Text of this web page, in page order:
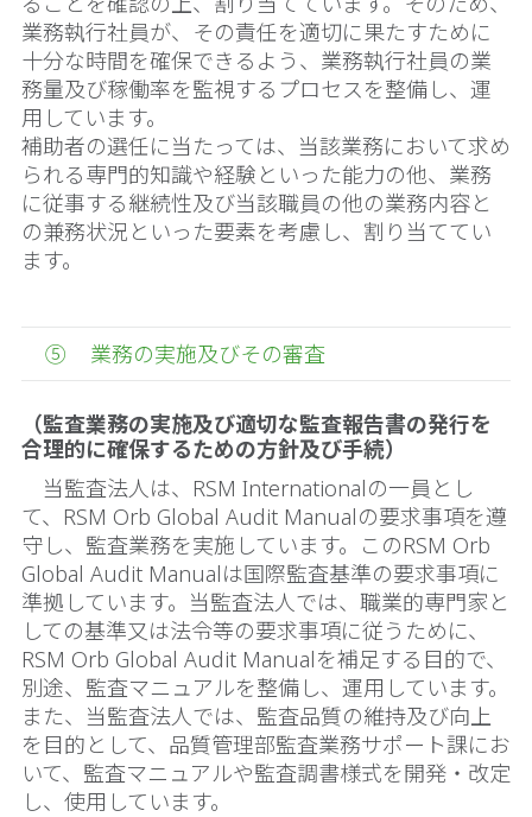
業務執行社員が、その責任を適切に果たすために
十分な時間を確保できるよう、業務執行社員の業
務量及び稼働率を監視するプロセスを整備し、運
用しています。
補助者の選任に当たっては、当該業務において求め
られる専門的知識や経験といった能力の他、業務
に従事する継続性及び当該職員の他の業務内容と
の兼務状況といった要素を考慮し、割り当ててい
ます。
⑤ 業務の実施及びその審査
（監査業務の実施及び適切な監査報告書の発行を
合理的に確保するための方針及び手続）
当監査法人は、RSM Internationalの一員とし
て、RSM Orb Global Audit Manualの要求事項を遵
守し、監査業務を実施しています。このRSM Orb
Global Audit Manualは国際監査基準の要求事項に
準拠しています。当監査法人では、職業的専門家と
しての基準又は法令等の要求事項に従うために、
RSM Orb Global Audit Manualを補足する目的で、
別途、監査マニュアルを整備し、運用しています。
また、当監査法人では、監査品質の維持及び向上
を目的として、品質管理部監査業務サポート課にお
いて、監査マニュアルや監査調書様式を開発・改定
し、使用しています。